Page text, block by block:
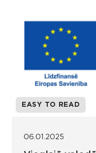
EASY TO READ
06.01.2025